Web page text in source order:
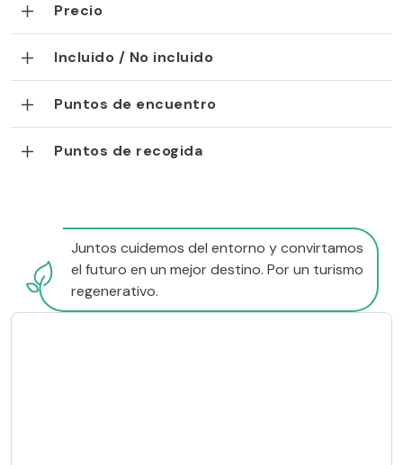
Precio
Incluido / No incluido
Puntos de encuentro
Puntos de recogida
Juntos cuidemos del entorno y convirtamos
el futuro en un mejor destino. Por un turismo
regenerativo.